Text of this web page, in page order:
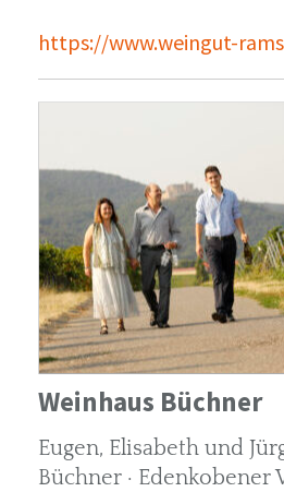
https://www.weingut-
Weinhaus Büchner
Eugen, Elisabeth und
Büchner · Edenkobener